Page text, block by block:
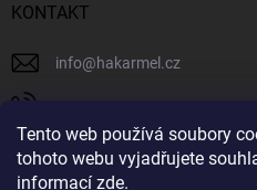
Tento web používá soubory
tohoto webu vyjadřujete
informací zde.
⚠️ Důležité oznámení k
27. 7., všechny připravené
tedy od 28. 7., ale kvůli
KONTAKT
info@hakarmel.cz
hakarmelsyry